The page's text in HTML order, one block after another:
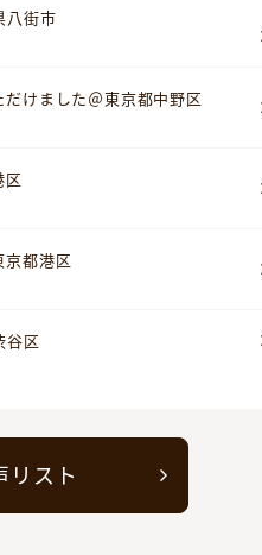
八街市
けました＠東京都中野区
区
京都港区
谷区
リスト